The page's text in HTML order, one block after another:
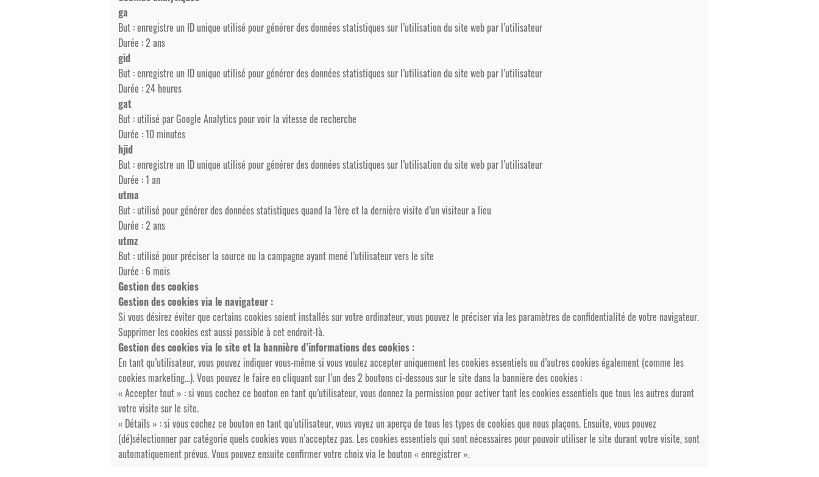
ga
But : enregistre un ID unique utilisé pour générer des données statistiques sur l’utilisation du site web par l’utilisateur
Durée : 2 ans
gid
But : enregistre un ID unique utilisé pour générer des données statistiques sur l’utilisation du site web par l’utilisateur
Durée : 24 heures
gat
But : utilisé par Google Analytics pour voir la vitesse de recherche
Durée : 10 minutes
hjid
But : enregistre un ID unique utilisé pour générer des données statistiques sur l’utilisation du site web par l’utilisateur
Durée : 1 an
utma
But : utilisé pour générer des données statistiques quand la 1ère et la dernière visite d’un visiteur a lieu
Durée : 2 ans
utmz
But : utilisé pour préciser la source ou la campagne ayant mené l’utilisateur vers le site
Durée : 6 mois
Gestion des cookies
Gestion des cookies via le navigateur :
Si vous désirez éviter que certains cookies soient installés sur votre ordinateur, vous pouvez le préciser via les paramètres de confidentialité de votre navigateur.
Supprimer les cookies est aussi possible à cet endroit-là.
Gestion des cookies via le site et la bannière d’informations des cookies :
En tant qu’utilisateur, vous pouvez indiquer vous-même si vous voulez accepter uniquement les cookies essentiels ou d’autres cookies également (comme les
cookies marketing…). Vous pouvez le faire en cliquant sur l’un des 2 boutons ci-dessous sur le site dans la bannière des cookies :
« Accepter tout » : si vous cochez ce bouton en tant qu’utilisateur, vous donnez la permission pour activer tant les cookies essentiels que tous les autres durant
votre visite sur le site.
« Détails » : si vous cochez ce bouton en tant qu’utilisateur, vous voyez un aperçu de tous les types de cookies que nous plaçons. Ensuite, vous pouvez
(dé)sélectionner par catégorie quels cookies vous n’acceptez pas. Les cookies essentiels qui sont nécessaires pour pouvoir utiliser le site durant votre visite, sont
automatiquement prévus. Vous pouvez ensuite confirmer votre choix via le bouton « enregistrer ».